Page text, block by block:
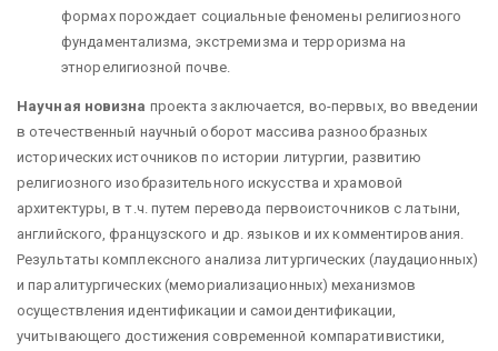
формах порождает социальные феномены религиозного
фундаментализма, экстремизма и терроризма на
этнорелигиозной почве.
Научная новизна проекта заключается, во-первых, во введении
в отечественный научный оборот массива разнообразных
исторических источников по истории литургии, развитию
религиозного изобразительного искусства и храмовой
архитектуры, в т.ч. путем перевода первоисточников с латыни,
английского, французского и др. языков и их комментирования.
Результаты комплексного анализа литургических (лаудационных)
и паралитургических (мемориализационных) механизмов
осуществления идентификации и самоидентификации,
учитывающего достижения современной компаративистики,